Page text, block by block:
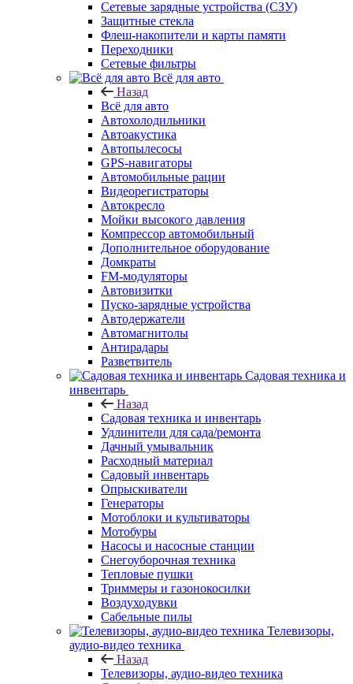
Сетевые зарядные устройства (СЗУ)
Защитные стекла
Флеш-накопители и карты памяти
Переходники
Сетевые фильтры
Всё для авто
Назад
Всё для авто
Автохолодильники
Автоакустика
Автопылесосы
GPS-навигаторы
Автомобильные рации
Видеорегистраторы
Автокресло
Мойки высокого давления
Компрессор автомобильный
Дополнительное оборудование
Домкраты
FM-модуляторы
Автовизитки
Пуско-зарядные устройства
Автодержатели
Автомагнитолы
Антирадары
Разветвитель
Садовая техника и
инвентарь
Назад
Садовая техника и инвентарь
Удлинители для сада/ремонта
Дачный умывальник
Расходный материал
Садовый инвентарь
Опрыскиватели
Генераторы
Мотоблоки и культиваторы
Мотобуры
Насосы и насосные станции
Снегоуборочная техника
Тепловые пушки
Триммеры и газонокосилки
Воздуходувки
Сабельные пилы
Телевизоры,
аудио-видео техника
Назад
Телевизоры, аудио-видео техника